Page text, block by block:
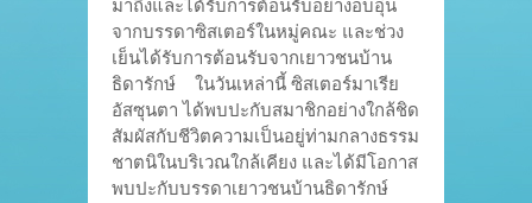
มาถึงและได้รับการต้อนรับอย่างอบอุ่น
จากบรรดาซิสเตอร์ในหมู่คณะ และช่วง
เย็นได้รับการต้อนรับจากเยาวชนบ้าน
ธิดารักษ์ ในวันเหล่านี้ ซิสเตอร์มาเรีย
อัสซุนตา ได้พบปะกับสมาชิกอย่างใกล้ชิด
สัมผัสกับชีวิตความเป็นอยู่ท่ามกลางธรรม
ชาตนิในบริเวณใกล้เคียง และได้มีโอกาส
พบปะกับบรรดาเยาวชนบ้านธิดารักษ์